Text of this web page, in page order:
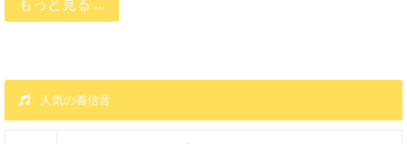
もっと見る ...
人気の着信音